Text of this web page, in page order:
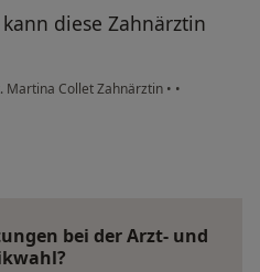
diese Zahnärztin
Martina Collet Zahnärztin • •
bei der Arzt- und